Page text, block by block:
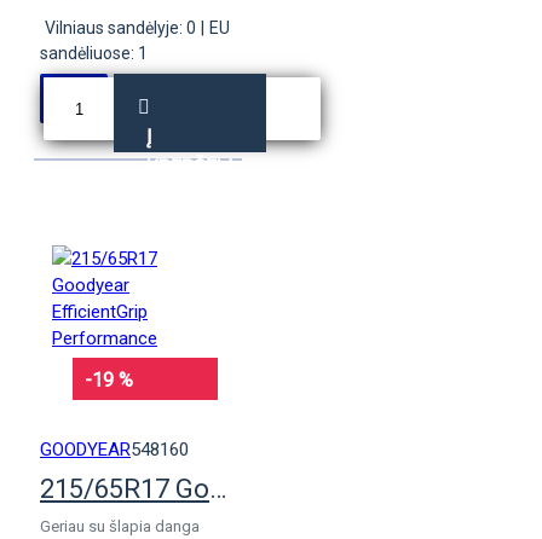
Vilniaus sandėlyje: 0
EU
sandėliuose: 1
Į
KREPŠELĮ
-19 %
GOODYEAR548160
215/65R17 Goodyear EfficientGrip Performance
Geriau su šlapia danga